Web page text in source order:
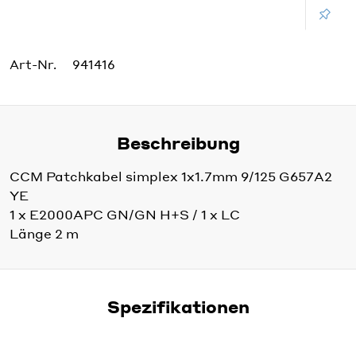
Art-Nr. 941416
Beschreibung
CCM Patchkabel simplex 1x1.7mm 9/125 G657A2
YE
1 x E2000APC GN/GN H+S / 1 x LC
Länge 2 m
Spezifikationen